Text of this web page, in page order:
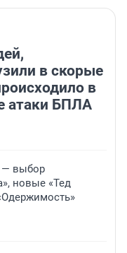
в скорые
в
атаки БПЛА
— выбор
новые «Тед